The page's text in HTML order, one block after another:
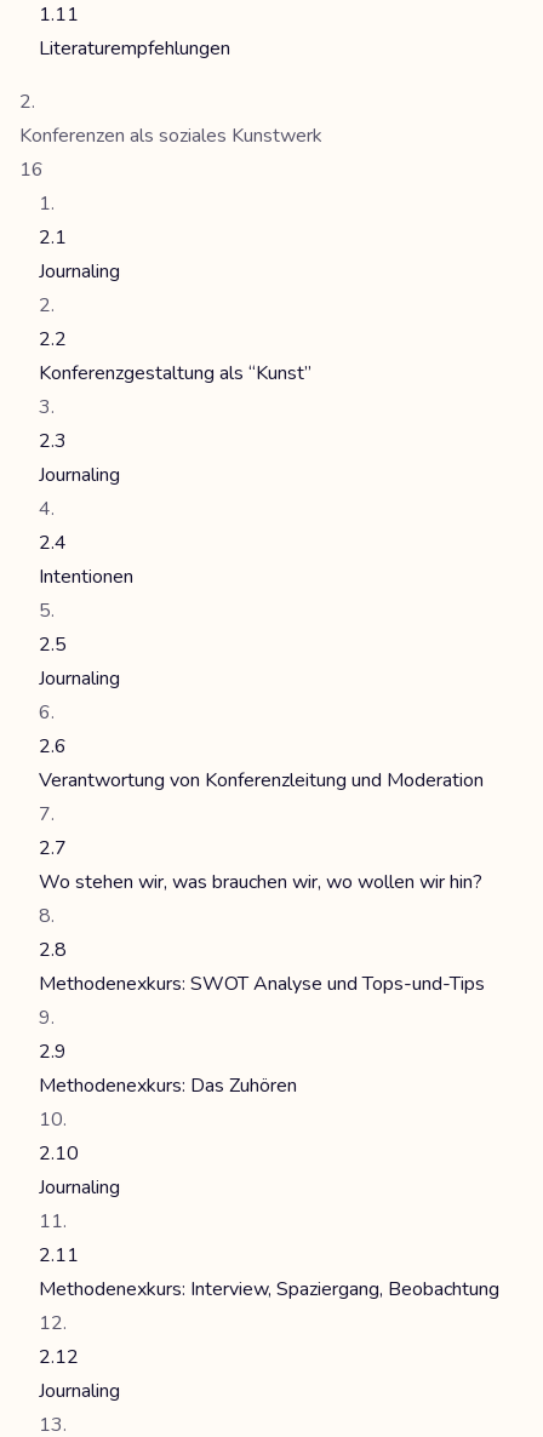
1.11
Literaturempfehlungen
Konferenzen als soziales Kunstwerk
16
2.1
Journaling
2.2
Konferenzgestaltung als “Kunst”
2.3
Journaling
2.4
Intentionen
2.5
Journaling
2.6
Verantwortung von Konferenzleitung und Moderation
2.7
Wo stehen wir, was brauchen wir, wo wollen wir hin?
2.8
Methodenexkurs: SWOT Analyse und Tops-und-Tips
2.9
Methodenexkurs: Das Zuhören
2.10
Journaling
2.11
Methodenexkurs: Interview, Spaziergang, Beobachtung
2.12
Journaling